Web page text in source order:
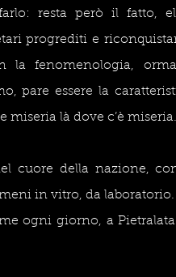
resta però il fatto,
progrediti e
la fenomenologia,
pare essere la
miseria là dove c’è miseria.
cuore della nazione,
in vitro, da
ogni giorno, a